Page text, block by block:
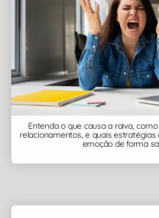
Entenda o que causa a raiva,
relacionamentos, e quais
emoção de forma